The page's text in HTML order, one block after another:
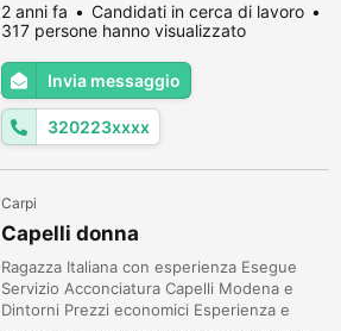
2 anni fa
Candidati in cerca di lavoro
317 persone hanno visualizzato
Invia messaggio
320223xxxx
Carpi
Capelli donna
Ragazza Italiana con esperienza Esegue
Servizio Acconciatura Capelli Modena e
Dintorni Prezzi economici Esperienza e